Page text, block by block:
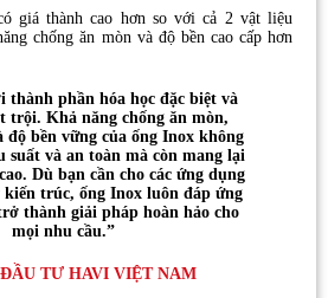
giá thành cao hơn so với cả 2 vật liệu
chống ăn mòn và độ bền cao cấp hơn
thành phần hóa học đặc biệt và
trội. Khả năng chống ăn mòn,
độ bền vững của ống Inox không
suất và an toàn mà còn mang lại
Dù bạn cần cho các ứng dụng
kiến trúc, ống Inox luôn đáp ứng
thành giải pháp hoàn hảo cho
mọi nhu cầu.”
TƯ HAVI VIỆT NAM